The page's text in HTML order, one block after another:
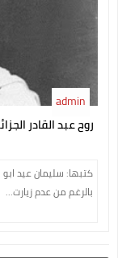
روح عبد القادر
admin
كتبها: سليمان عيد ابو
بالرغم من عدم زيارت...